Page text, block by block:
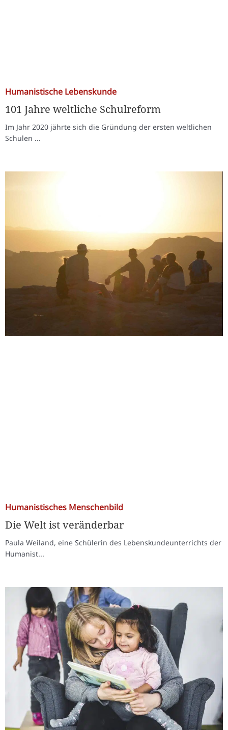
Humanistische Lebenskunde
101 Jahre weltliche Schulreform
Im Jahr 2020 jährte sich die Gründung der ersten weltlichen
Schulen ...
Humanistisches Menschenbild
Die Welt ist veränderbar
Paula Weiland, eine Schülerin des Lebenskundeunterrichts der
Humanist...